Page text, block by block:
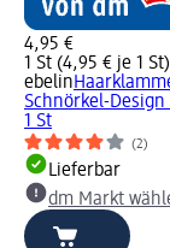
4,95 €
1 St (4,95 € je 1 St)
ebelin
Schnörkel-Design
1 St
(2)
Lieferbar
dm Markt